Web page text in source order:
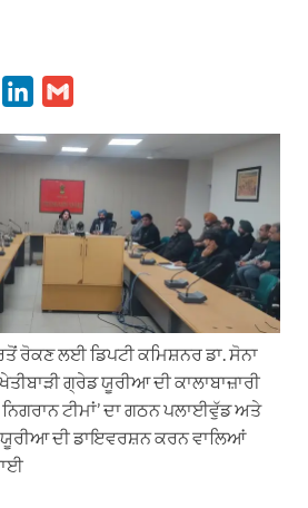
n
k
e
d
n
a
i
l
ਰੋਕਣ ਲਈ ਡਿਪਟੀ ਕਮਿਸ਼ਨਰ ਡਾ. ਸੋਨਾ
ਗ੍ਰੇਡ ਯੂਰੀਆ ਦੀ ਕਾਲਾਬਾਜ਼ਾਰੀ
ਟੀਮਾਂ’ ਦਾ ਗਠਨ ਪਲਾਈਵੁੱਡ ਅਤੇ
ਦੀ ਡਾਇਵਰਸ਼ਨ ਕਰਨ ਵਾਲਿਆਂ